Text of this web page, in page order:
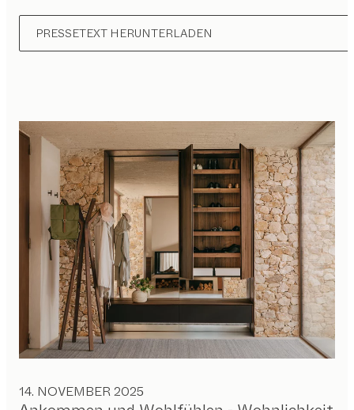
PRESSETEXT HERUNTERLADEN
14. NOVEMBER 2025